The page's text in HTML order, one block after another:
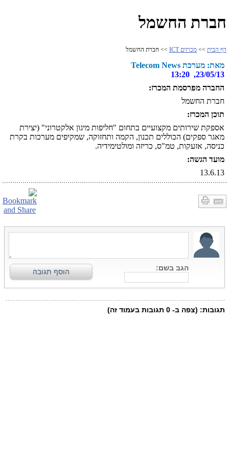
חברת החשמל
דף הבית >> מכרזים ICT >> חברת החשמל
מאת: מערכת Telecom News
23/05/13, 13:20
החברה מפרסמת המכרז:
חברת החשמל
תוכן המכרז:
אספקת שירותים מקצועיים בתחום "חליפות מיגון אלקטרוני" (יצירת
מאגר ספקים) הכוללים תכנון, הקמה ותחזוקה, שמקיפים מערכות בקרת
כניסה, אזעקות, טמ"ס, כריזה ומולטימידיה.
מועד הגשה:
13.6.13